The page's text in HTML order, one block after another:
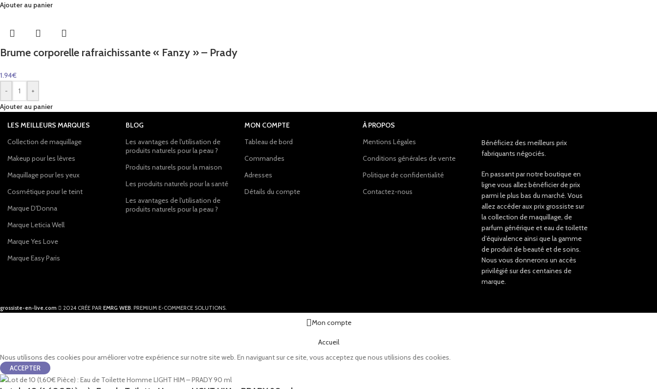
Ajouter au panier
Brume corporelle rafraichissante « Fanzy » – Prady
1.94€
-
+
Ajouter au panier
LES MEILLEURS MARQUES
Collection de maquillage
Makeup pour les lèvres
Maquillage pour les yeux
Cosmétique pour le teint
Marque D'Donna
Marque Leticia Well
Marque Yes Love
Marque Easy Paris
BLOG
Les avantages de l'utilisation de
produits naturels pour la peau ?
Produits naturels pour la maison
Les produits naturels pour la santé
Les avantages de l'utilisation de
produits naturels pour la peau ?
MON COMPTE
Tableau de bord
Commandes
Adresses
Détails du compte
À PROPOS
Mentions Légales
Conditions générales de vente
Politique de confidentialité
Contactez-nous
Bénéficiez des meilleurs prix
fabriquants négociés.
En passant par notre boutique en
ligne vous allez bénéficier de prix
parmi le plus bas du marché. Vous
allez accéder aux prix grossiste sur
la collection de maquillage, de
parfum générique et eau de toilette
d’équivalence ainsi que la gamme
de produit de beauté et de soins.
Nous vous donnerons un accès
privilégié sur des centaines de
marque.
grossiste-en-live.com 2024 CRÉE PAR EMRG WEB. PREMIUM E-COMMERCE SOLUTIONS.
Mon compte
Accueil
Nous utilisons des cookies pour améliorer votre expérience sur notre site web. En naviguant sur ce site, vous acceptez que nous utilisions des cookies.
ACCEPTER